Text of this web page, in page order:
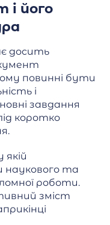
його
досить
повинні бути
і
завдання
коротко
наукового та
роботи.
зміст